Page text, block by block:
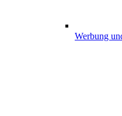
Werbung